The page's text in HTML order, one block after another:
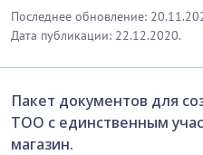
Последнее обновление:
Дата публикации: 22.12.2020.
Пакет документов для
ТОО с единственным
магазин.